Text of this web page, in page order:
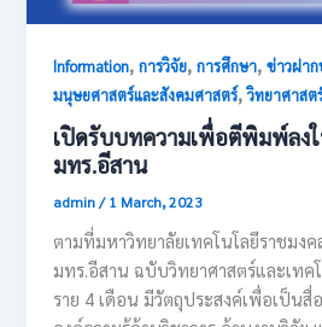
Information,การวิจัย,การศึกษา,ข่าวฝา
มนุษยศาสตร์และสังคมศาสตร์,วิทยาศาสต
เปิดรับบทความเพื่อตีพิมพ์ลงใ
มทร.อีสาน
admin/1 March, 2023
ตามที่มหาวิทยาลัยเทคโนโลยีราชมง
มทร.อีสาน ฉบับวิทยาศาสตร์และเทค
ราย 4 เดือน มีวัตถุประสงค์เพื่อเป็นสื่